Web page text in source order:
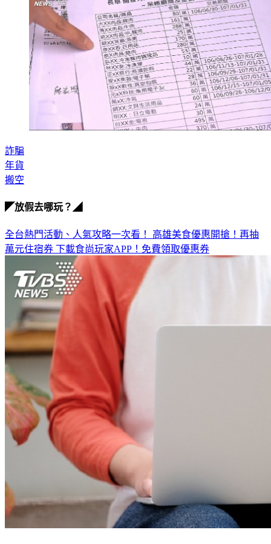
詐騙
年貨
搬空
◤放假去哪玩？◢
全台熱門活動、人氣攻略一次看！ 高雄美食優惠開搶！再抽
萬元住宿券 下載食尚玩家APP！免費領取優惠券